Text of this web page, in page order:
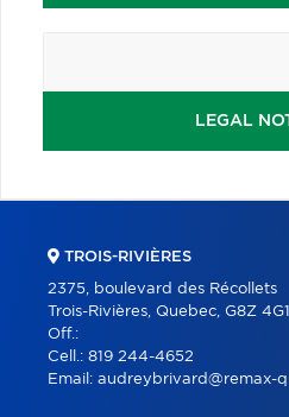
LEGAL
TROIS-RIVIÈRES
2375, boulevard des Récollets
Trois-Rivières, Quebec, G8Z 4G1
Off.:
Cell.: 819 244-4652
Email: audreybrivard@remax-